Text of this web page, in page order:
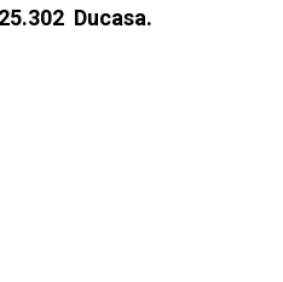
Ducasa.